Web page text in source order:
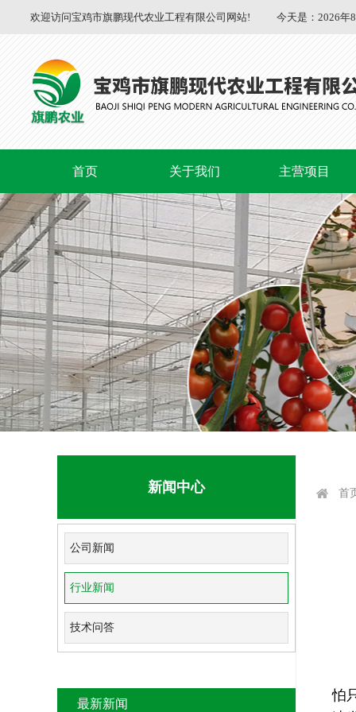
欢迎访问宝鸡市旗鹏现代农业工程有限公司网站! 今天是： 2026年
首页 关于我们 主营项目
新闻中心
公司新闻
行业新闻
技术问答
最新新闻
首
怕